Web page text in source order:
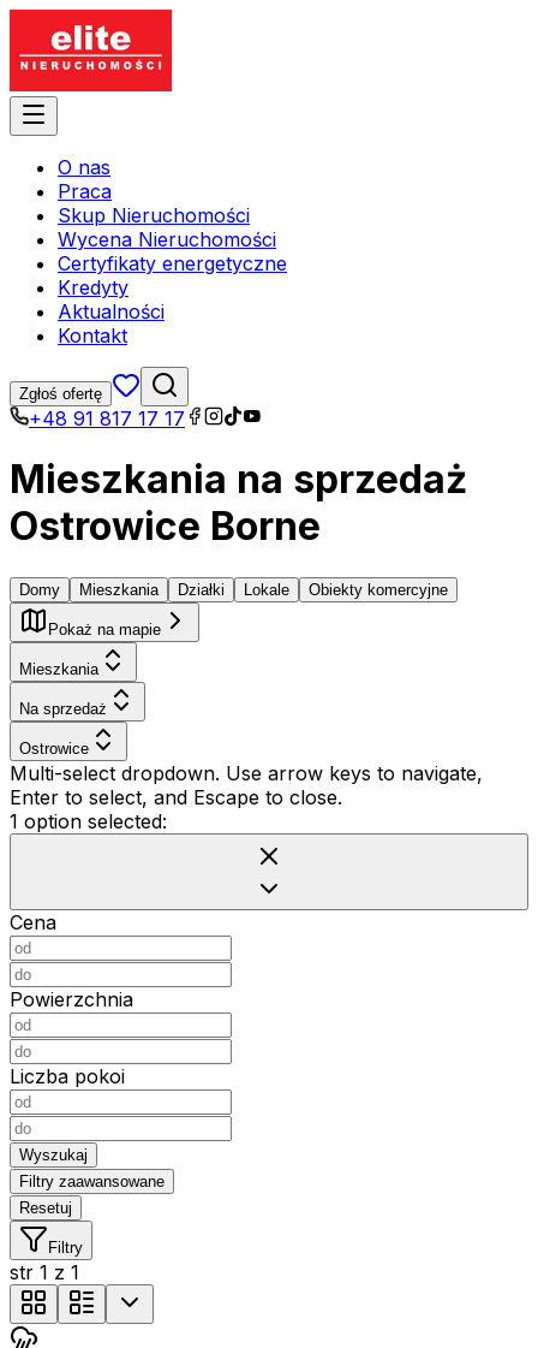
O nas
Praca
Skup Nieruchomości
Wycena Nieruchomości
Certyfikaty energetyczne
Kredyty
Aktualności
Kontakt
Zgłoś ofertę
+48 91 817 17 17
Mieszkania na sprzedaż
Ostrowice Borne
Domy Mieszkania Działki Lokale Obiekty komercyjne
Pokaż na mapie
Mieszkania
Na sprzedaż
Ostrowice
Multi-select dropdown. Use arrow keys to navigate,
Enter to select, and Escape to close.
1 option selected:
Cena
Powierzchnia
Liczba pokoi
Wyszukaj
Filtry zaawansowane
Resetuj
Filtry
str 1 z 1